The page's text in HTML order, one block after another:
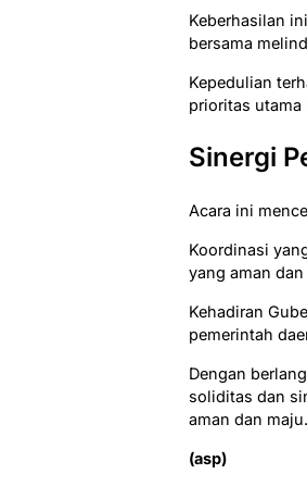
Keberhasilan
bersama
Kepedulian
prioritas utama
Sinergi
Acara ini
Koordinasi
yang aman
Kehadiran
pemerintah
Dengan
soliditas dan
aman dan maju.
(asp)